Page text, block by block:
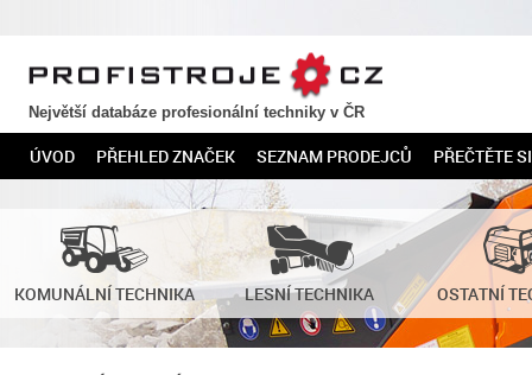
PROFISTROJE.CZ
Největší databáze profesionální techniky v ČR
ÚVOD PŘEHLED ZNAČEK SEZNAM PRODEJCŮ PŘEČTĚTE SI
KOMUNÁLNÍ TECHNIKA LESNÍ TECHNIKA OSTATNÍ